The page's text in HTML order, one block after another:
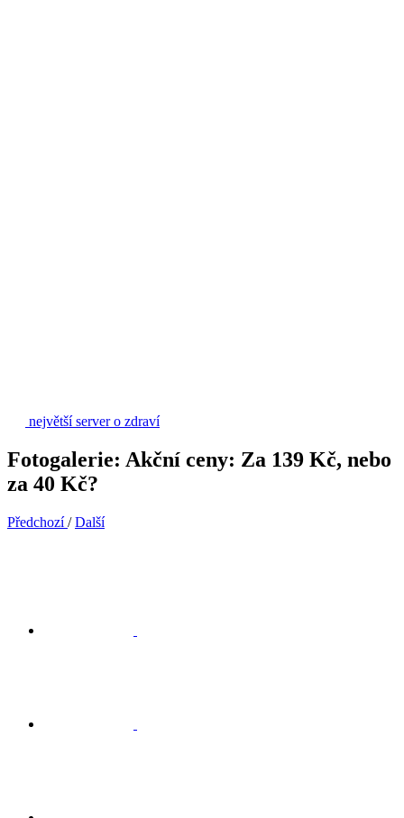
největší server o zdraví
Fotogalerie: Akční ceny: Za 139 Kč, nebo
za 40 Kč?
Předchozí / Další